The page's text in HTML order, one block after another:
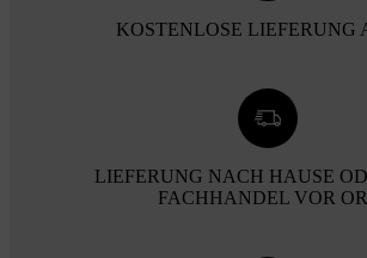
KOSTENLOSE LIEFERUNG
LIEFERUNG NACH HAUSE
FACHHANDEL VOR